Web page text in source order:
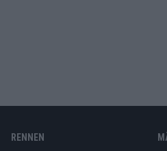
RENNEN